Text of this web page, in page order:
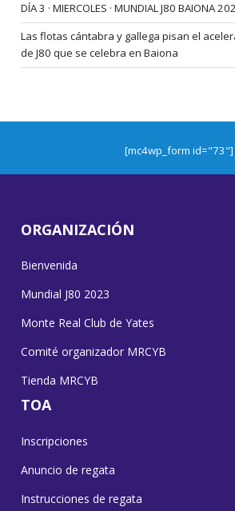
DÍA 3 · MIERCOLES · MUNDIAL J80 BAIONA
Las flotas cántabra y gallega pisan el
de J80 que se celebra en Baiona
[mc4wp_form id="73"]
ORGANIZACIÓN
Bienvenida
Mundial J80 2023
Monte Real Club de Yates
Comité organizador MRCYB
Tienda MRCYB
TOA
Inscripciones
Anuncio de regata
Instrucciones de regata